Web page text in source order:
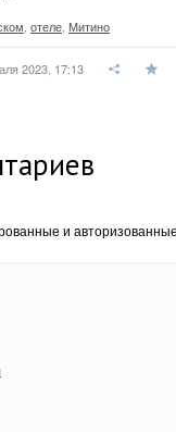
отеле Митино
2023, 17:13
и